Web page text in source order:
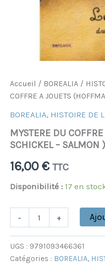
Accueil / BOREALIA /
COFFRE A JOUETS
BOREALIA, HISTOIRE DE
MYSTERE DU
SCHICKEL – SALMON )
16,00 € TTC
Disponibilité : 17 en
- +
UGS : 9791093466361
Catégories : BOREALIA,